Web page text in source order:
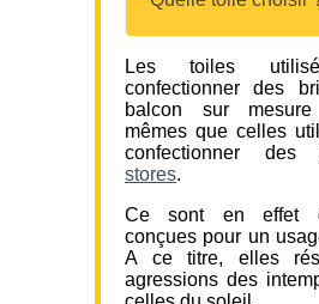
Les toiles
confectionner des
balcon sur
mêmes que celles
confectionner
stores.
Ce sont en effet
conçues pour un
A ce titre, elles
agressions des